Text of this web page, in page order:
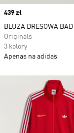
Price
439 zł
BLUZA DRESOWA
Originals
3 kolory
Apenas na adidas